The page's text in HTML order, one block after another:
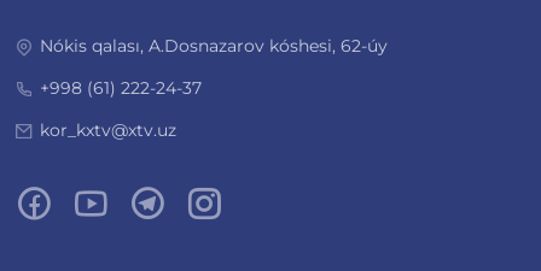
Nókis qalası, A.Dosnazarov kóshesi, 62-úy
+998 (61) 222-24-37
kor_kxtv@xtv.uz